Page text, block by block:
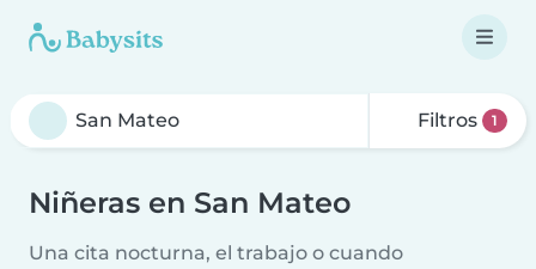
Filtros 1
Niñeras en San Mateo
Una cita nocturna, el trabajo o cuando